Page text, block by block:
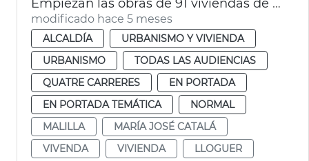
Empiezan las obras de 91 viviendas de alquiler social a Malilla València
modificado hace 5 meses
ALCALDÍA
URBANISMO Y VIVIENDA
URBANISMO
TODAS LAS AUDIENCIAS
QUATRE CARRERES
EN PORTADA
EN PORTADA TEMÁTICA
NORMAL
MALILLA
MARÍA JOSÉ CATALÁ
VIVENDA
VIVIENDA
LLOGUER